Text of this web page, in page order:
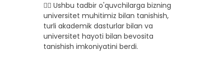
👉🏼 Ushbu tadbir o'quvchilarga bizning
universitet muhitimiz bilan tanishish,
turli akademik dasturlar bilan va
universitet hayoti bilan bevosita
tanishish imkoniyatini berdi.